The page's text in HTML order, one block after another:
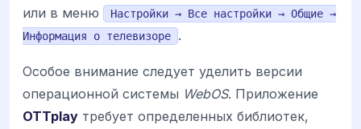
или в меню
Настройки → Все настройки → Общие →
Информация о телевизоре
.
Особое внимание следует уделить версии
операционной системы WebOS. Приложение
OTTplay требует определенных библиотек,